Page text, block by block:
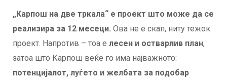
„Карпош на две тркала“ е проект што може да се
реализира за 12 месеци. Ова не е скап, ниту тежок
проект. Напротив – тоа е лесен и остварлив план,
затоа што Карпош веќе го има најважното:
потенцијалот, луѓето и желбата за подобар